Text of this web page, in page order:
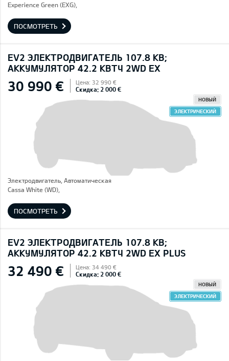
Experience Green (EXG),
ПОСМОТРЕТЬ
EV2 ЭЛЕКТРОДВИГАТЕЛЬ 107.8 КВ;
AККУМУЛЯТОР 42.2 КВТЧ 2WD EX
30 990 € Цена: 32 990 €
Скидка: 2 000 €
НОВЫЙ
ЭЛЕКТРИЧЕСКИЙ
Электродвигатель, Автоматическая
Cassa White (WD),
ПОСМОТРЕТЬ
EV2 ЭЛЕКТРОДВИГАТЕЛЬ 107.8 КВ;
AККУМУЛЯТОР 42.2 КВТЧ 2WD EX PLUS
32 490 € Цена: 34 490 €
Скидка: 2 000 €
НОВЫЙ
ЭЛЕКТРИЧЕСКИЙ